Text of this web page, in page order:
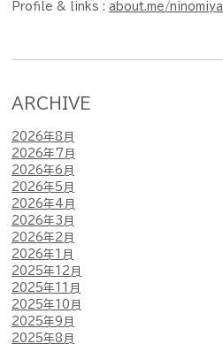
Profile & links : about.me/ninomiya
ARCHIVE
2026年8月
2026年7月
2026年6月
2026年5月
2026年4月
2026年3月
2026年2月
2026年1月
2025年12月
2025年11月
2025年10月
2025年9月
2025年8月